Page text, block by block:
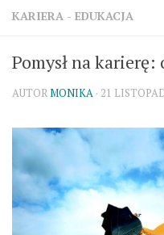
KARIERA - EDUKACJA
Pomysł na karierę:
AUTORMONIKA · 21